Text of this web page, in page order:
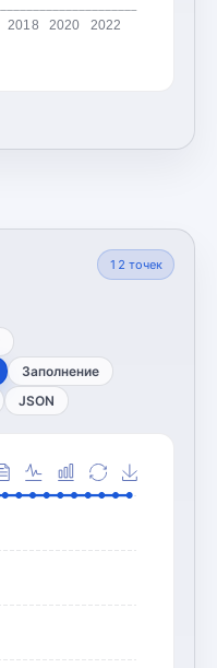
2018 2020 2022
12 точек
Заполнение
JSON